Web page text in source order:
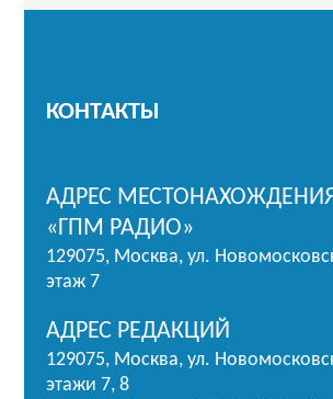
КОНТАКТЫ
АДРЕС
«ГПМ РАДИО»
129075, Москва, ул.
этаж 7
АДРЕС РЕДАКЦИЙ
129075, Москва, ул.
этажи 7, 8